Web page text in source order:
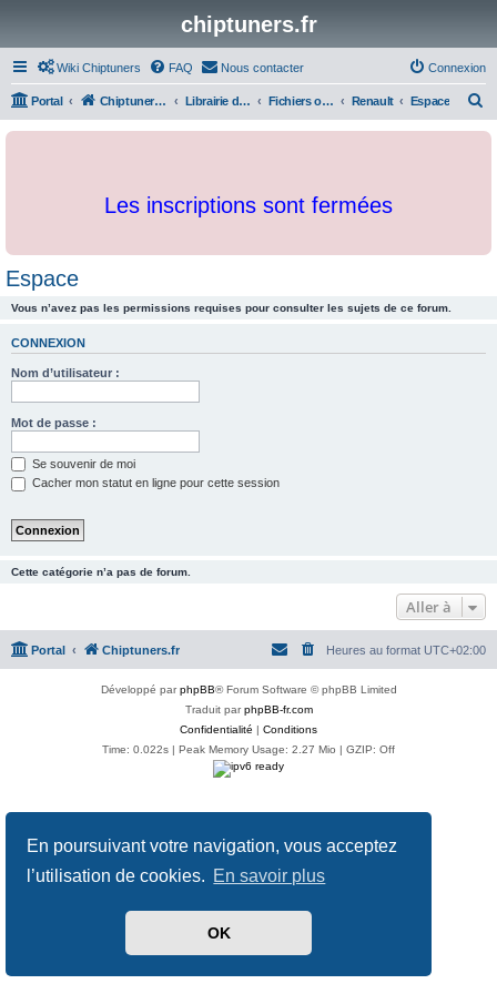
En poursuivant votre navigation, vous acceptez
l’utilisation de cookies. En savoir plus
OK
chiptuners.fr
Wiki Chiptuners FAQ Nous contacter Connexion
Portal Chiptuners.fr Librairie de documents et originaux Fichiers originaux Renault Espace
c
Les inscriptions sont fermées
Espace
Vous n’avez pas les permissions requises pour consulter les sujets de ce forum.
CONNEXION
Nom d’utilisateur :
Mot de passe :
Se souvenir de moi
Cacher mon statut en ligne pour cette session
Cette catégorie n’a pas de forum.
Aller à
Portal Chiptuners.fr Heures au format UTC+02:00
Développé parphpBB® Forum Software © phpBB Limited
Traduit parphpBB-fr.com
Confidentialité | Conditions
Time: 0.022s | Peak Memory Usage: 2.27 Mio | GZIP: Off